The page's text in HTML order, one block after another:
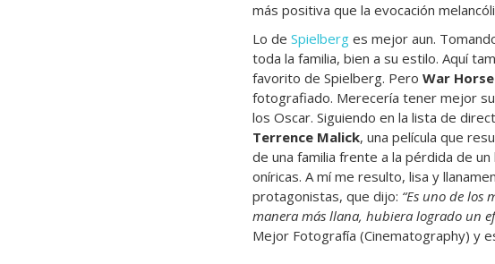
más positiva que la evocación
Lo de Spielberg es mejor aun.
toda la familia, bien a su estilo. Aquí
favorito de Spielberg. Pero War Horse
fotografiado. Merecería tener mejor
los Oscar. Siguiendo en la lista de
Terrence Malick, una película que
de una familia frente a la pérdida de
oníricas. A mí me resulto, lisa y
protagonistas, que dijo: “Es uno de los
manera más llana, hubiera logrado un
Mejor Fotografía (Cinematography) y